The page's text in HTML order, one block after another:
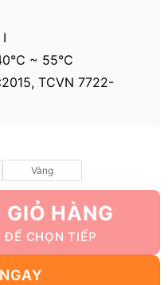
40℃ ~ 55℃
TCVN 7722-
Vàng
GIỎ HÀNG